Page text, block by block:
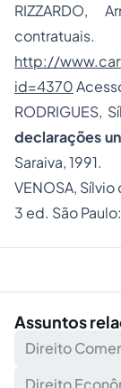
RIZZARDO,
http://
id=4370
RODRIGUES,
declarações
Saraiva, 1991.
VENOSA, Sílvio
3 ed. São
Assuntos
Direito
Direito